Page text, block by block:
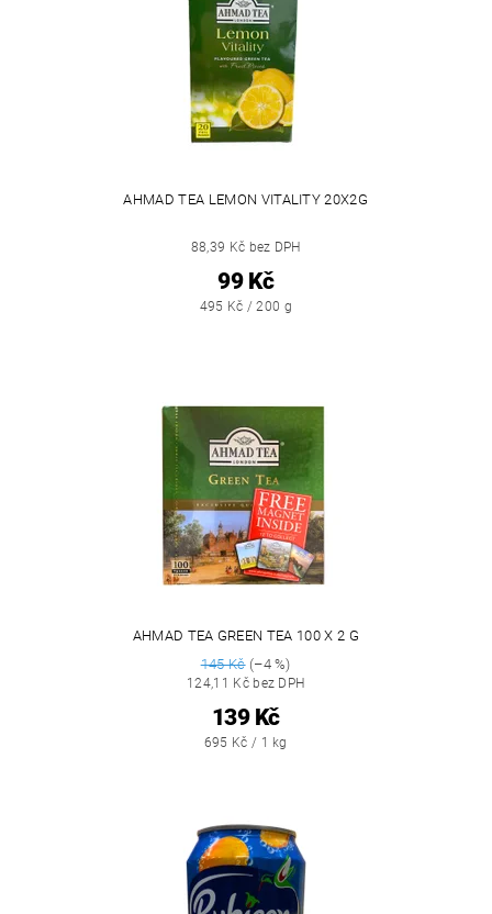
AHMAD TEA LEMON VITALITY 20X2G
88,39 Kč bez DPH
99 Kč
495 Kč / 200 g
AHMAD TEA GREEN TEA 100 X 2 G
145 Kč(–4 %)
124,11 Kč bez DPH
139 Kč
695 Kč / 1 kg